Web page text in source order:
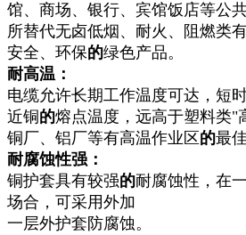
馆、商场、银行、宾馆饭店等公
所替代无卤低烟、耐火、阻燃类
安全、环保的绿色产品。
耐高温：
电缆允许长期工作温度可达，短
近铜的熔点温度，远高于塑料类"
铜厂、铝厂等有高温作业区 的最
耐腐蚀性强：
铜护套具有较强的耐腐蚀性，在
场合，可采用外加
一层外护套防腐蚀。